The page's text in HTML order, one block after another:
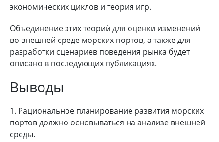
экономических циклов и теория игр.
Объединение этих теорий для оценки изменений
во внешней среде морских портов, а также для
разработки сценариев поведения рынка будет
описано в последующих публикациях.
Выводы
1. Рациональное планирование развития морских
портов должно основываться на анализе внешней
среды.